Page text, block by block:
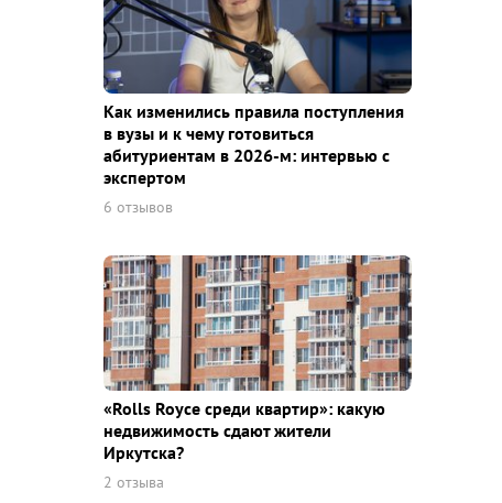
Как изменились правила поступления
в вузы и к чему готовиться
абитуриентам в 2026-м: интервью с
экспертом
6 отзывов
«Rolls Royce среди квaртир»: какую
недвижимость сдают жители
Иркутска?
2 отзыва